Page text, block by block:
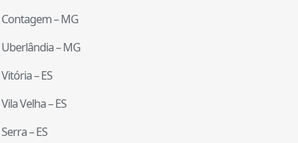
Contagem–MG
Uberlândia–MG
Vitória–ES
Vila Velha–ES
Serra–ES